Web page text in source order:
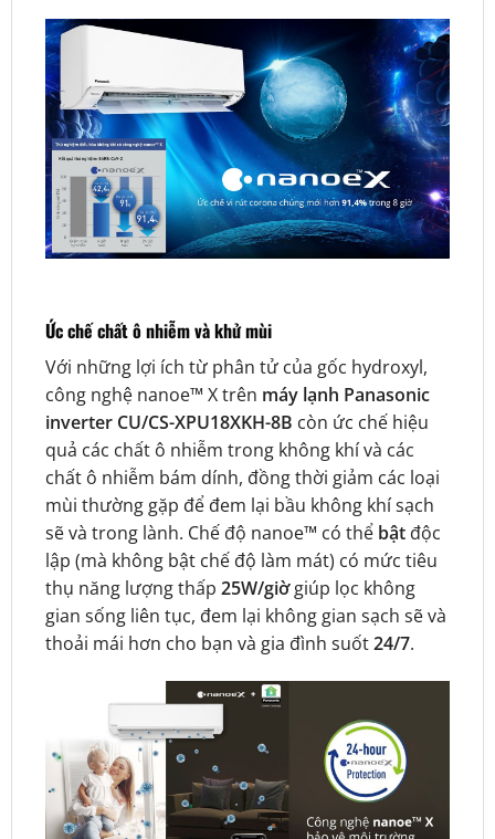
Ức chế chất ô nhiễm và khử mùi
Với những lợi ích từ phân tử của gốc hydroxyl,
công nghệ nanoe™ X trên máy lạnh Panasonic
inverter CU/CS-XPU18XKH-8B còn ức chế hiệu
quả các chất ô nhiễm trong không khí và các
chất ô nhiễm bám dính, đồng thời giảm các loại
mùi thường gặp để đem lại bầu không khí sạch
sẽ và trong lành. Chế độ nanoe™ có thể bật độc
lập (mà không bật chế độ làm mát) có mức tiêu
thụ năng lượng thấp 25W/giờgiúp lọc không
gian sống liên tục, đem lại không gian sạch sẽ và
thoải mái hơn cho bạn và gia đình suốt24/7.